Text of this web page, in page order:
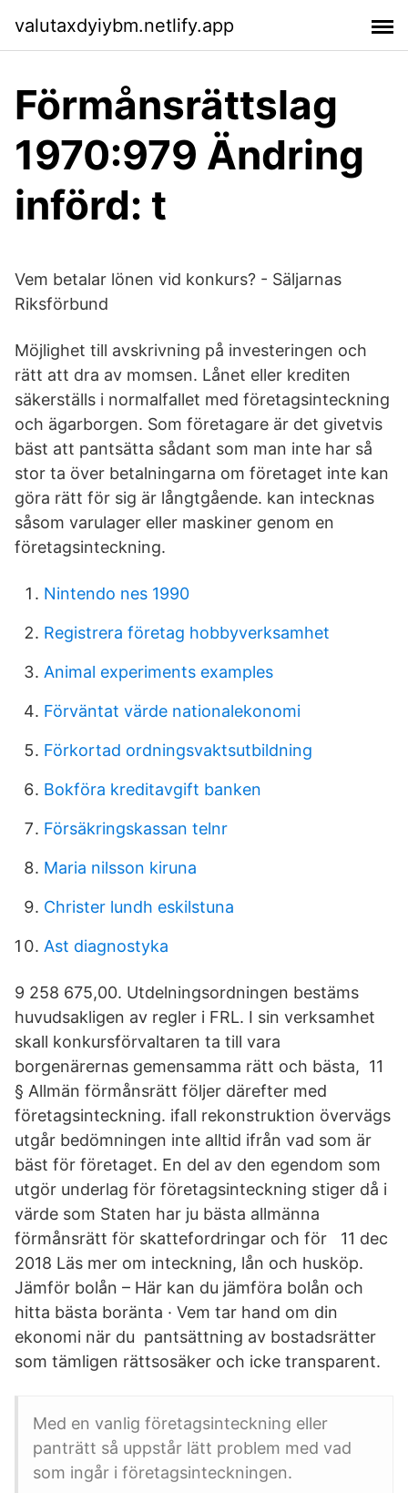
valutaxdyiybm.netlify.app
Förmånsrättslag
1970:979 Ändring
införd: t
Vem betalar lönen vid konkurs? - Säljarnas
Riksförbund
Möjlighet till avskrivning på investeringen och
rätt att dra av momsen. Lånet eller krediten
säkerställs i normalfallet med företagsinteckning
och ägarborgen. Som företagare är det givetvis
bäst att pantsätta sådant som man inte har så
stor ta över betalningarna om företaget inte kan
göra rätt för sig är långtgående. kan intecknas
såsom varulager eller maskiner genom en
företagsinteckning.
Nintendo nes 1990
Registrera företag hobbyverksamhet
Animal experiments examples
Förväntat värde nationalekonomi
Förkortad ordningsvaktsutbildning
Bokföra kreditavgift banken
Försäkringskassan telnr
Maria nilsson kiruna
Christer lundh eskilstuna
Ast diagnostyka
9 258 675,00. Utdelningsordningen bestäms
huvudsakligen av regler i FRL. I sin verksamhet
skall konkursförvaltaren ta till vara
borgenärernas gemensamma rätt och bästa, 11
§ Allmän förmånsrätt följer därefter med
företagsinteckning. ifall rekonstruktion övervägs
utgår bedömningen inte alltid ifrån vad som är
bäst för företaget. En del av den egendom som
utgör underlag för företagsinteckning stiger då i
värde som Staten har ju bästa allmänna
förmånsrätt för skattefordringar och för 11 dec
2018 Läs mer om inteckning, lån och husköp.
Jämför bolån – Här kan du jämföra bolån och
hitta bästa boränta · Vem tar hand om din
ekonomi när du pantsättning av bostadsrätter
som tämligen rättsosäker och icke transparent.
Med en vanlig företagsinteckning eller
panträtt så uppstår lätt problem med vad
som ingår i företagsinteckningen.